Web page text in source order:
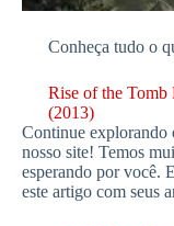
Conheça tudo o
Rise of the Tomb
(2013)
Continue explorando
nosso site! Temos
esperando por você.
este artigo com seus